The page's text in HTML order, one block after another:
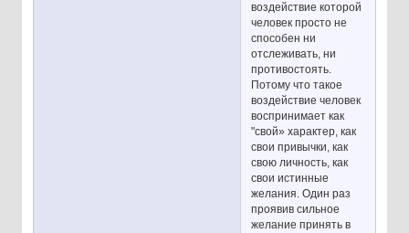
воздействие которой
человек просто не
способен ни
отслеживать, ни
противостоять.
Потому что такое
воздействие человек
воспринимает как
"свой» характер, как
свои привычки, как
свою личность, как
свои истинные
желания. Один раз
проявив сильное
желание принять в